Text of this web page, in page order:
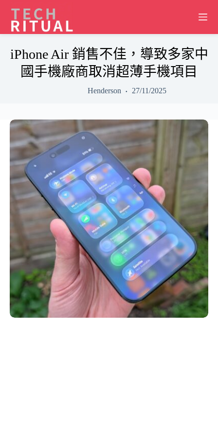
content
iPhone Air 銷售不佳，導致多家中
國手機廠商取消超薄手機項目
Henderson 27/11/2025